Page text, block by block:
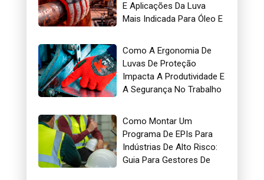
E Aplicações Da Luva
Mais Indicada Para Óleo E
Como A Ergonomia De
Luvas De Proteção
Impacta A Produtividade E
A Segurança No Trabalho
Como Montar Um
Programa De EPIs Para
Indústrias De Alto Risco:
Guia Para Gestores De